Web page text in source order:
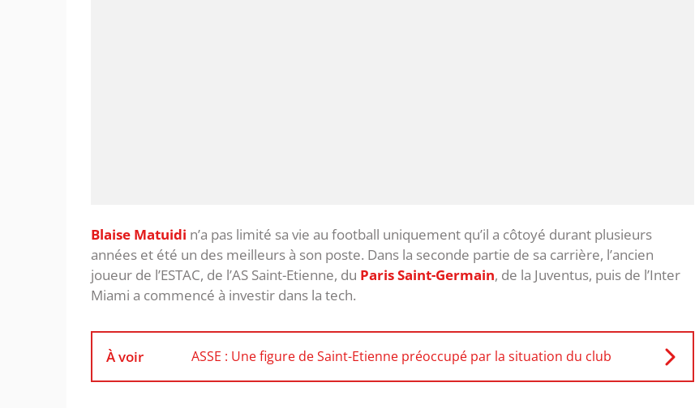
Blaise Matuidi n’a pas limité sa vie au football uniquement qu’il a côtoyé durant plusieurs
années et été un des meilleurs à son poste. Dans la seconde partie de sa carrière, l’ancien
joueur de l’ESTAC, de l’AS Saint-Etienne, du Paris Saint-Germain, de la Juventus, puis de l’Inter
Miami a commencé à investir dans la tech.
À voir ASSE : Une figure de Saint-Etienne préoccupé par la situation du club